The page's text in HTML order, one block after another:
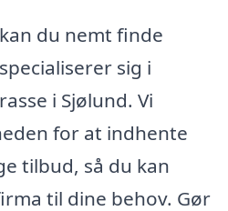
du nemt finde
sig i
i Sjølund. Vi
for at indhente
tilbud, så du kan
til dine behov. Gør